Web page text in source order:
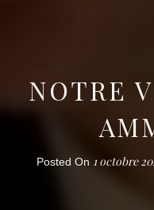
NOTRE
Posted On 1 octobre